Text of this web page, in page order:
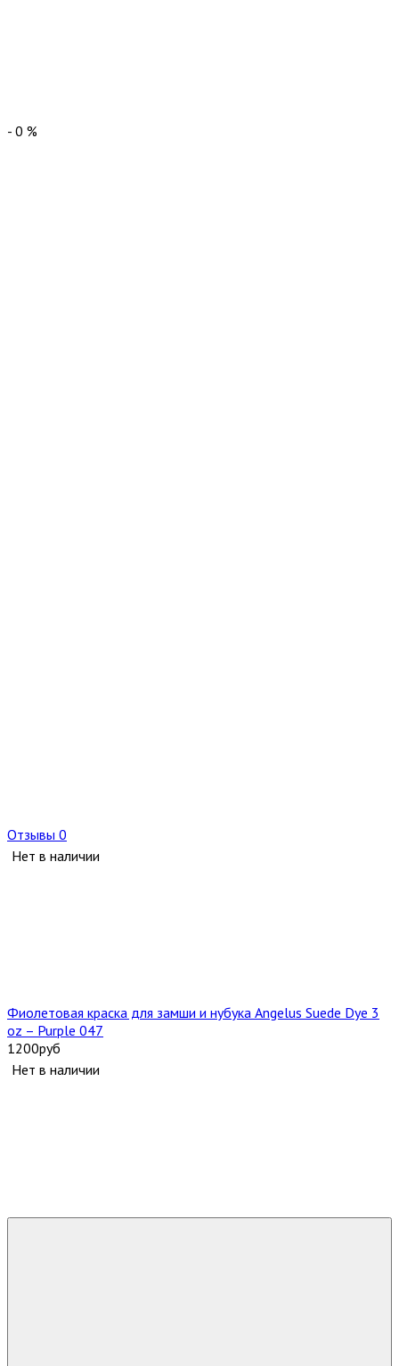
- 0 %
Отзывы 0
Нет в наличии
Фиолетовая краска для замши и нубука Angelus Suede Dye 3
oz – Purple 047
1200руб
Нет в наличии